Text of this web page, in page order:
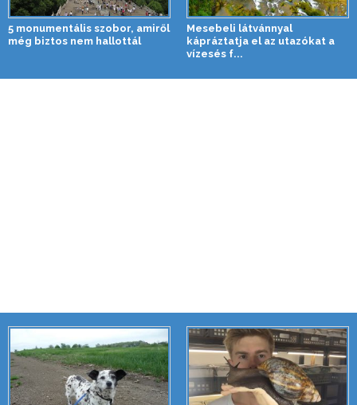
5 monumentális szobor, amiről
még biztos nem hallottál
Mesebeli látvánnyal
kápráztatja el az utazókat a
vízesés f...